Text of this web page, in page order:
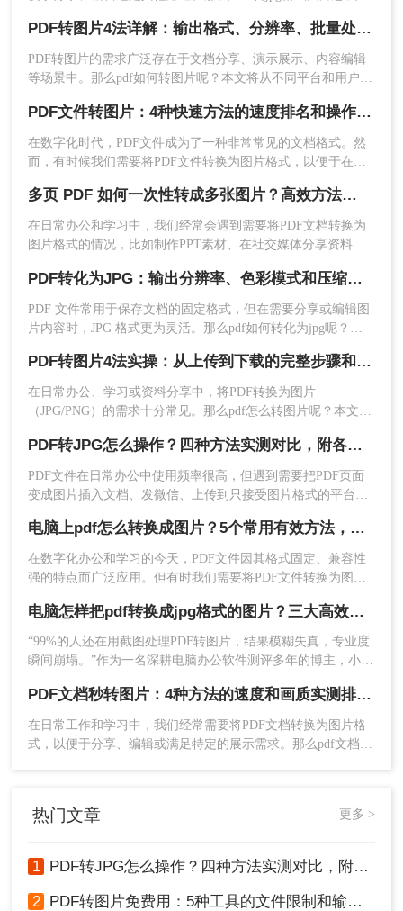
更高。
缺点：大多需要购买许可证，成本较高。需要
占用一定的硬盘空间并进行安装。
推荐工具：Adobe Acrobat Pro DC
操作步骤：
1、打开Adobe Acrobat Pro DC，点击“文
件”>“打开”选择PDF文件。
3、在弹出窗口中选择JPEG作为输出格式，并
调整图像质量和分辨率。
4、点击“导出”，选择保存位置完成转换。
方法三. 使用操作系统自带的功能
Windows和Mac系统都内置了一些基本工具，可以
帮助用户实现PDF到JPG的转换，特别适合偶尔使
用且对转换质量要求不高的场景。
优点：完全免费。对于小规模需求非常方便。
缺点：功能有限，不适合需要高级设置的用
户。
推荐工具：
Windows：可以通过截图工具或虚拟打印
Windows系统自带功能操作步骤：
1、使用默认PDF阅读器打开PDF文件。
2、使用快捷键 Win + Shift + S 调用截图工
具，选择要截取的部分。
PDF转图片4法详解：输出格式、分辨率、批量处理全对比！
PDF转图片的需求广泛存在于文档分享、演示展示、内容编辑
等场景中。那么pdf如何转图片呢？本文将从不同平台和用户需
PDF文件转图片：4种快速方法的速度排名和操作步骤！
在数字化时代，PDF文件成为了一种非常常见的文档格式。然
而，有时候我们需要将PDF文件转换为图片格式，以便于在网
将为您介绍几种简单、快速且高效的转换方法。
多页 PDF 如何一次性转成多张图片？高效方法全解析！
在日常办公和学习中，我们经常会遇到需要将PDF文档转换为
图片格式的情况，比如制作PPT素材、在社交媒体分享资料，
页甚至上百页的PDF文件时，一页页截图显然不现实。那么，
多页 PDF 如何一次性转成多张图片呢？本文将为你推荐几种有
效的方法，并附带详细的操作步骤和注意事项。
PDF转化为JPG：输出分辨率、色彩模式和压缩率的设置指南！
PDF 文件常用于保存文档的固定格式，但在需要分享或编辑图
片内容时，JPG 格式更为灵活。那么pdf如何转化为jpg呢？本
格式转换。
PDF转图片4法实操：从上传到下载的完整步骤和参数设置！
在日常办公、学习或资料分享中，将PDF转换为图片
（JPG/PNG）的需求十分常见。那么pdf怎么转图片呢？本文将
PDF转JPG怎么操作？四种方法实测对比，附各场景最优选！
PDF文件在日常办公中使用频率很高，但遇到需要把PDF页面
变成图片插入文档、发微信、上传到只接受图片格式的平台
安全方面差异很大——截图法可能模糊失真，在线工具有隐私
顾虑，专业软件又需要安装。选错方法不仅浪费时间，还可能
得到画质差的图片。
电脑上pdf怎么转换成图片？5个常用有效方法，精准高效不踩坑！
在数字化办公和学习的今天，PDF文件因其格式固定、兼容性
强的特点而广泛应用。但有时我们需要将PDF文件转换为图片
那么电脑上pdf怎么转换成图片呢？本文将全面介绍五种在电脑
上将PDF转换为图片的高效方法，涵盖专业软件、在线工具、
命令行技巧等不同解决方案。
电脑怎样把pdf转换成jpg格式的图片？三大高效方法，精准保真一看就会！
“99%的人还在用截图处理PDF转图片，结果模糊失真，专业度
瞬间崩塌。”作为一名深耕电脑办公软件测评多年的博主，小编
和自媒体创作者而言，将一份精心制作的PDF报告、产品手册
或设计稿，精准无误地转换为JPG图片，是嵌入PPT、上传网站
或进行二次编辑的常见刚需。
PDF文档秒转图片：4种方法的速度和画质实测排名！
在日常工作和学习中，我们经常需要将PDF文档转换为图片格
式，以便于分享、编辑或满足特定的展示需求。那么pdf文档怎
热门文章 更多 >
1 PDF转JPG怎么操作？四种方法实测对比，附各场景最优选！
2 PDF转图片免费用：5种工具的文件限制和输出质量对比！